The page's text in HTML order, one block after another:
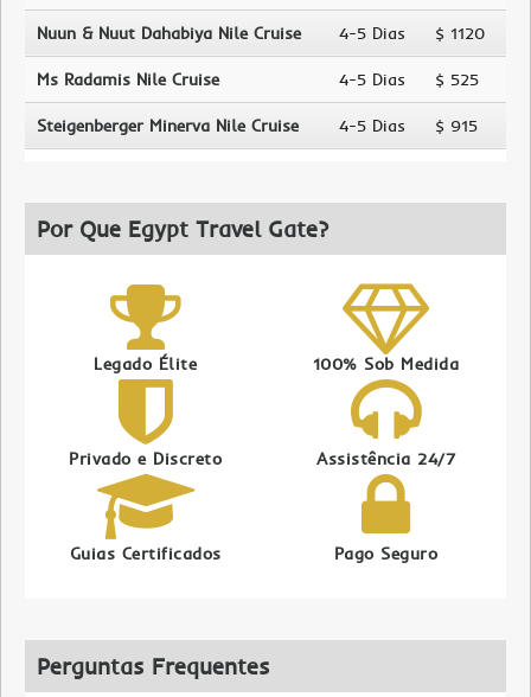
Nuun & Nuut Dahabiya Nile Cruise 4-5 Dias $ 1120
Ms Radamis Nile Cruise 4-5 Dias $ 525
Steigenberger Minerva Nile Cruise 4-5 Dias $ 915
Por Que Egypt Travel Gate?
Legado Élite 100% Sob Medida
Privado e Discreto Assistência 24/7
Guias Certificados Pago Seguro
Perguntas Frequentes